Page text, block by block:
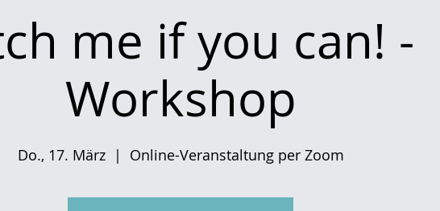
me if you can! -
Workshop
Do., 17. März
  |
Online-Veranstaltung per Zoom